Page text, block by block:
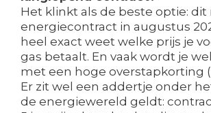
Het klinkt als de beste optie: dit
energiecontract in augustus
heel exact weet welke prijs je
gas betaalt. En vaak wordt je
met een hoge overstapkorting
Er zit wel een addertje onder
de energiewereld geldt: